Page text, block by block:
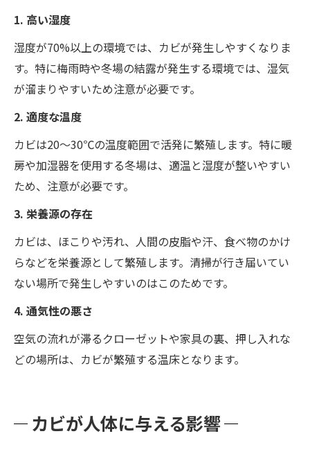
1. 高い湿度
湿度が70%以上の環境では、カビが発生しやすくなりま
す。特に梅雨時や冬場の結露が発生する環境では、湿気
が溜まりやすいため注意が必要です。
2. 適度な温度
カビは20～30℃の温度範囲で活発に繁殖します。特に暖
房や加湿器を使用する冬場は、適温と湿度が整いやすい
ため、注意が必要です。
3. 栄養源の存在
カビは、ほこりや汚れ、人間の皮脂や汗、食べ物のかけ
らなどを栄養源として繁殖します。清掃が行き届いてい
ない場所で発生しやすいのはこのためです。
4. 通気性の悪さ
空気の流れが滞るクローゼットや家具の裏、押し入れな
どの場所は、カビが繁殖する温床となります。
カビが人体に与える影響